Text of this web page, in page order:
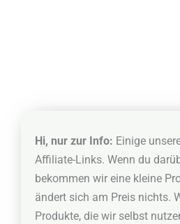
Hi, nur zur Info: Einige
Affiliate-Links. Wenn du
bekommen wir eine kleine
ändert sich am Preis nichts.
Produkte, die wir selbst